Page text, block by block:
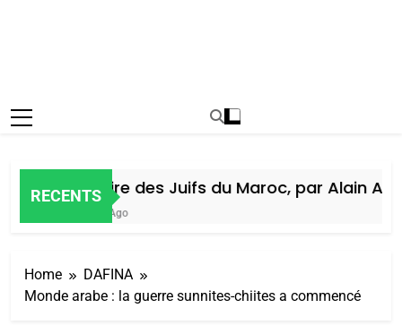
RECENTS
Histoire des Juifs du Maroc, par Alain
6 Jours Ago
Home
DAFINA
Monde arabe : la guerre sunnites-chiites a commencé